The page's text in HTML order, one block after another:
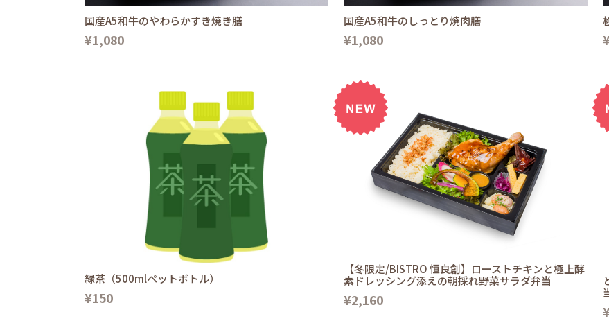
国産A5和牛のやわらかすき焼き膳
¥1,080
国産A5和牛のしっとり焼肉膳
¥1,080
緑茶（500mlペットボトル）
¥150
【冬限定/BISTRO 恒良創】ローストチキンと極上酵
素ドレッシング添えの朝採れ野菜サラダ弁当
¥2,160